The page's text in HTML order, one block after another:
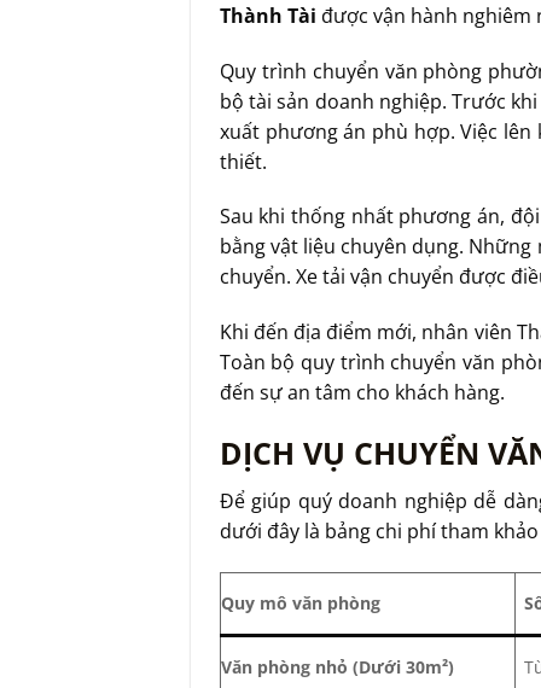
Thành Tài được vận hành nghiêm
Quy trình chuyển văn phòng
bộ tài sản doanh nghiệp. Trước
xuất phương án phù hợp. Việc
thiết.
Sau khi thống nhất phương án,
bằng vật liệu chuyên dụng.
chuyển. Xe tải vận chuyển được
Khi đến địa điểm mới, nhân viên
Toàn bộ quy trình chuyển văn
đến sự an tâm cho khách hàng.
DỊCH VỤ CHUYỂN
Để giúp quý doanh nghiệp dễ
dưới đây là bảng chi phí tham
Quy mô văn phòng
Văn phòng nhỏ (Dưới 30m²)